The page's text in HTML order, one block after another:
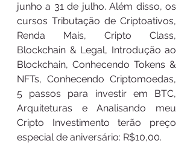
junho a 31 de julho. Além disso, os
cursos Tributação de Criptoativos,
Renda Mais, Cripto Class,
Blockchain & Legal, Introdução ao
Blockchain, Conhecendo Tokens &
NFTs, Conhecendo Criptomoedas,
5 passos para investir em BTC,
Arquiteturas e Analisando meu
Cripto Investimento terão preço
especial de aniversário: R$10,00.